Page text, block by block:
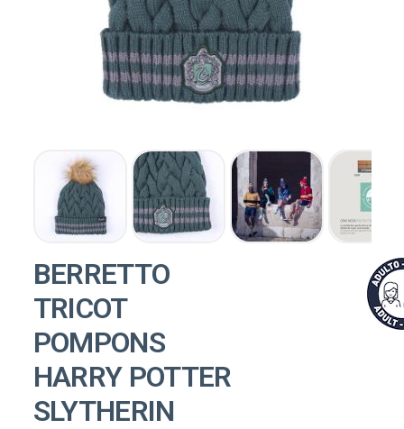
BERRETTO
TRICOT
POMPONS
HARRY POTTER
SLYTHERIN